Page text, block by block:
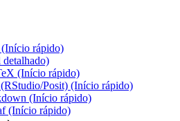
rápido)
(Início rápido)
Posit) (Início rápido)
(Início rápido)
(Início rápido)